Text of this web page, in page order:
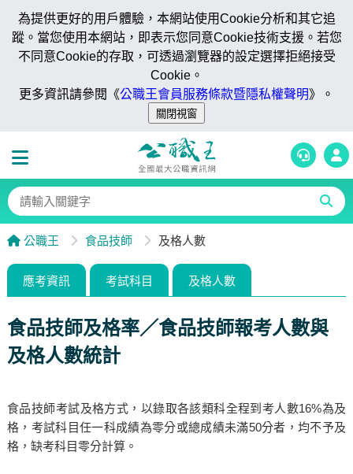
為提供更好的用戶體驗，本網站使用Cookie分析和其它追
蹤。當您使用本網站，即表示您同意Cookie技術支援。若您
不同意Cookie的存取，可透過瀏覽器的設定選擇拒絕接受
Cookie。
更多資訊請參閱《公職王會員服務條款暨隱私權聲明》。
公職王 食品技師 及格人數
應考資訊 考試科目 及格人數
食品技師及格率／食品技師報考人數與
及格人數統計
食品技師考試及格方式，以錄取各該類科全程到考人數16%為及
格，考試科目任一科成績為零分或總成績未滿50分者，均不予及
格，缺考科目零分計算。